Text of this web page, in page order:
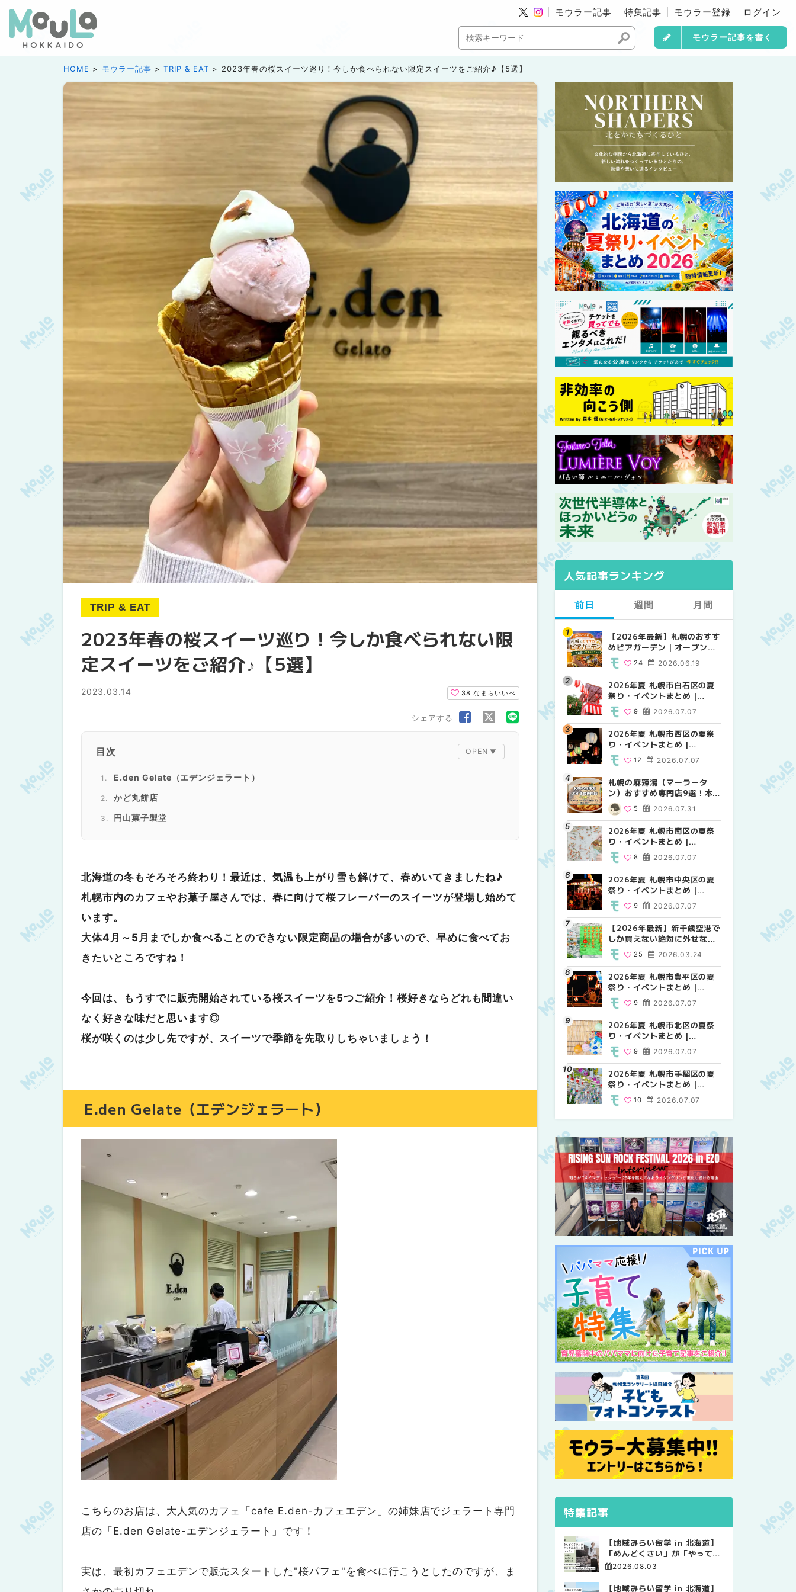
モウラー記事 特集記事 モウラー登録 ログイン
モウラー記事を書く
HOME モウラー記事 TRIP & EAT 2023年春の桜スイーツ巡り！今しか食べられない限定スイーツをご紹介♪【5選】
TRIP & EAT
2023年春の桜スイーツ巡り！今しか食べられない限
定スイーツをご紹介♪【5選】
2023.03.14 38 なまらいいべ
シェアする
目次
E.den Gelate（エデンジェラート）
かど丸餅店
円山菓子製堂
北海道の冬もそろそろ終わり！最近は、気温も上がり雪も解けて、春めいてきましたね♪
札幌市内のカフェやお菓子屋さんでは、春に向けて桜フレーバーのスイーツが登場し始めて
います。
大体4月～5月までしか食べることのできない限定商品の場合が多いので、早めに食べてお
きたいところですね！
今回は、もうすでに販売開始されている桜スイーツを5つご紹介！桜好きならどれも間違い
なく好きな味だと思います◎
桜が咲くのは少し先ですが、スイーツで季節を先取りしちゃいましょう！
E.den Gelate（エデンジェラート）
こちらのお店は、大人気のカフェ「cafe E.den-カフェエデン」の姉妹店でジェラート専門
店の「E.den Gelate-エデンジェラート」です！
実は、最初カフェエデンで販売スタートした"桜パフェ"を食べに行こうとしたのですが、ま
人気記事ランキング
前日
【2026年最新】札幌のおすす
めビアガーデン｜オープン日
順に徹底紹介！大通公園から
穴場テラスまで | MouLa
HOKKAIDO
2026.06.19
24
2026年夏 札幌市白石区の夏
祭り・イベントまとめ |
MouLa HOKKAIDO
2026.07.07
9
2026年夏 札幌市西区の夏祭
り・イベントまとめ |
MouLa HOKKAIDO
2026.07.07
12
札幌の麻辣湯（マーラータ
ン）おすすめ専門店9選！本
場の量り売りから最新店まで
徹底比較 | MouLa
HOKKAIDO
2026.07.31
5
2026年夏 札幌市南区の夏祭
り・イベントまとめ |
MouLa HOKKAIDO
2026.07.07
8
2026年夏 札幌市中央区の夏
祭り・イベントまとめ |
MouLa HOKKAIDO
2026.07.07
9
【2026年最新】新千歳空港で
しか買えない絶対に外せない
限定スイーツ・焼き菓子18選
| MouLa HOKKAIDO
2026.03.24
25
2026年夏 札幌市豊平区の夏
祭り・イベントまとめ |
MouLa HOKKAIDO
2026.07.07
9
2026年夏 札幌市北区の夏祭
り・イベントまとめ |
MouLa HOKKAIDO
2026.07.07
9
2026年夏 札幌市手稲区の夏
祭り・イベントまとめ |
MouLa HOKKAIDO
2026.07.07
10
週間
【2026年最新】札幌のおすす
めビアガーデン｜オープン日
穴場テラスまで | MouLa
HOKKAIDO
24
2026年夏 札幌市西区の夏祭
り・イベントまとめ |
12
2026年夏 札幌市北区の夏祭
り・イベントまとめ |
9
2026年夏 札幌市手稲区の夏
祭り・イベントまとめ |
10
2026年夏 札幌市白石区の夏
祭り・イベントまとめ |
9
2026年夏 札幌市清田区の夏
祭り・イベントまとめ |
6
2026年夏 札幌市南区の夏祭
り・イベントまとめ |
8
2026年夏 札幌市豊平区の夏
祭り・イベントまとめ |
9
2026年夏 札幌市中央区の夏
祭り・イベントまとめ |
9
2026年夏 恵庭市・千歳市の
夏祭り・イベントまとめ |
9
月間
【2026年最新】札幌のおすす
めビアガーデン｜オープン日
穴場テラスまで | MouLa
HOKKAIDO
24
2026年夏 札幌市北区の夏祭
り・イベントまとめ |
9
2026年夏 札幌市白石区の夏
祭り・イベントまとめ |
9
2026年夏 札幌市西区の夏祭
り・イベントまとめ |
12
2026年夏 札幌市手稲区の夏
祭り・イベントまとめ |
10
札幌の麻辣湯（マーラータ
ン）おすすめ専門店6選！本
徹底比較 | MouLa
HOKKAIDO
5
2026年夏 札幌市清田区の夏
祭り・イベントまとめ |
6
【2026年最新】新千歳空港で
しか買えない絶対に外せない
| MouLa HOKKAIDO
25
【新千歳空港】新カードラウ
ンジが開業。「SUPER
ラウンジアネックス）」をご
紹介！！ | MouLa
HOKKAIDO
18
2026年夏 札幌市豊平区の夏
祭り・イベントまとめ |
9
特集記事
【地域みらい留学 in 北海道】
「めんどくさい」が「やってみ
よう」に変わった。 十勝の風
に吹かれて走る、僕の泥臭くて
自由な高校生活
2026.08.03
【地域みらい留学 in 北海道】